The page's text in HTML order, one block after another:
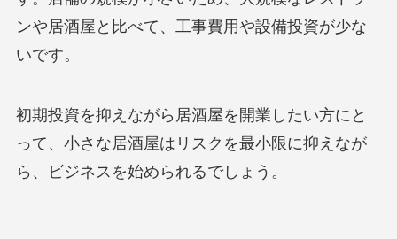
ンや居酒屋と比べて、工事費用や設備投資が少な
いです。
初期投資を抑えながら居酒屋を開業したい方にと
って、小さな居酒屋はリスクを最小限に抑えなが
ら、ビジネスを始められるでしょう。